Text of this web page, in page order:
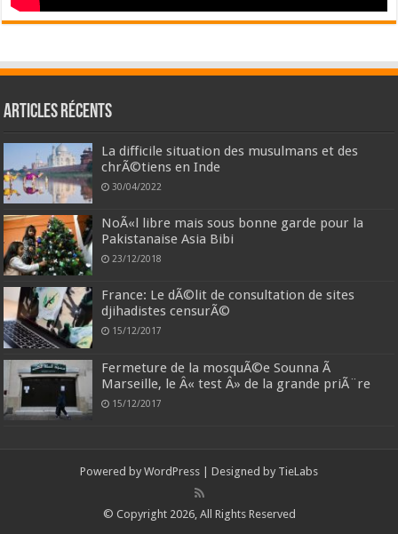
Articles récents
La difficile situation des musulmans et des
chrÃ©tiens en Inde
30/04/2022
NoÃ«l libre mais sous bonne garde pour la
Pakistanaise Asia Bibi
23/12/2018
France: Le dÃ©lit de consultation de sites
djihadistes censurÃ©
15/12/2017
Fermeture de la mosquÃ©e Sounna Ã
Marseille, le Â« test Â» de la grande priÃ¨re
15/12/2017
Powered by WordPress | Designed by TieLabs
© Copyright 2026, All Rights Reserved